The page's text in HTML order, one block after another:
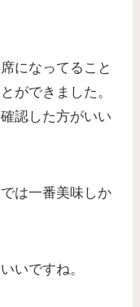
になってること
ができました。
認した方がいい
は一番美味しか
いですね。